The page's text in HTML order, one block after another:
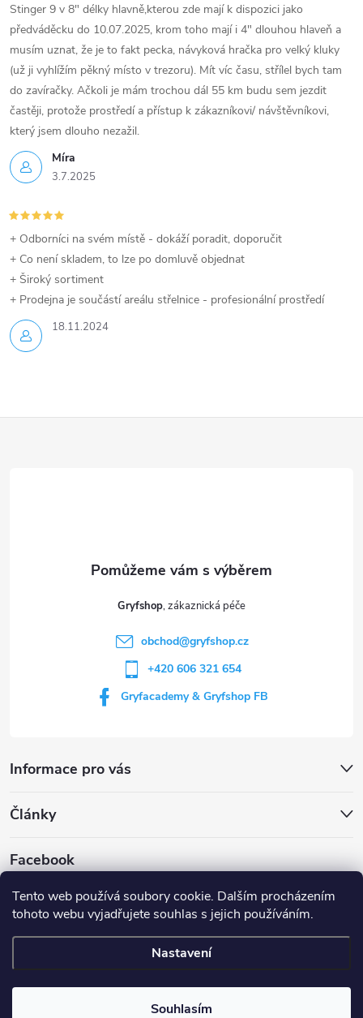
Tento web používá soubory cookie. Dalším procházením
tohoto webu vyjadřujete souhlas s jejich používáním.
Nastavení
Souhlasím
Míra
3.7.2025
Stinger 9 v 8" délky hlavně,kterou zde mají k dispozici jako
předváděcku do 10.07.2025, krom toho mají i 4" dlouhou hlaveň a
musím uznat, že je to fakt pecka, návyková hračka pro velký kluky
(už ji vyhlížím pěkný místo v trezoru). Mít víc času, střílel bych tam
do zavíračky. Ačkoli je mám trochou dál 55 km budu sem jezdit
častěji, protože prostředí a přístup k zákazníkovi/ návštěvníkovi,
který jsem dlouho nezažil.
18.11.2024
+ Odborníci na svém místě - dokáží poradit, doporučit
+ Co není skladem, to lze po domluvě objednat
+ Široký sortiment
+ Prodejna je součástí areálu střelnice - profesionální prostředí
Informace pro vás
Gryfshop
obchod@gryfshop.cz
+420 606 321 654
Gryfacademy & Gryfshop FB
Články
Facebook
Copyright 2026Gryf shop. Všechna práva vyhrazena.